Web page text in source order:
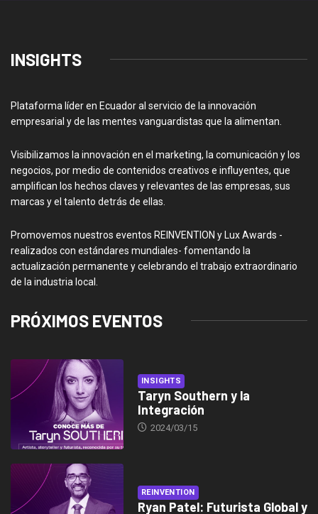
INSIGHTS
Plataforma líder en Ecuador al servicio de la innovación
empresarial y de las mentes vanguardistas que la alimentan.
Visibilizamos la innovación en el marketing, la comunicación y los
negocios, por medio de contenidos creativos e influyentes, que
amplifican los hechos claves y relevantes de las empresas, sus
marcas y el talento detrás de ellas.
Promovemos nuestros eventos REINVENTION y Lux Awards -
realizados con estándares mundiales- fomentando la
actualización permanente y celebrando el trabajo extraordinario
de la industria local.
PRÓXIMOS EVENTOS
INSIGHTS
Taryn Southern y la
Integración
2024/03/15
REINVENTION
Ryan Patel: Futurista Global y